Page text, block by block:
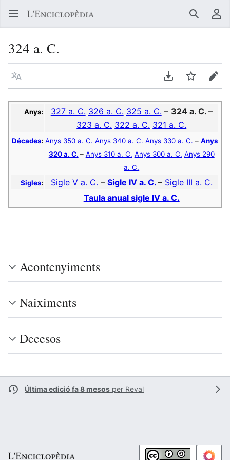
Buscar
324 a. C.
Llegir en un atre idioma Descarregar en
Vigilar
Anys: 327 a. C. 326 a. C. 325 a. C. – 324 a. C. –
323 a. C. 322 a. C. 321 a. C.
Décades: Anys 350 a. C. Anys 340 a. C. Anys 330 a. C. –Anys
320 a. C. – Anys 310 a. C. Anys 300 a. C. Anys 290
a. C.
Sigles: Sigle V a. C. – Sigle IV a. C. – Sigle III a. C.
Taula anual sigle IV a. C.
Acontenyiments
Naiximents
Decesos
Última edició fa 8 mesos per Reval